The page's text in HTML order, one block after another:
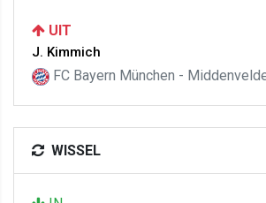
UIT
J. Kimmich
FC Bayern München -
WISSEL